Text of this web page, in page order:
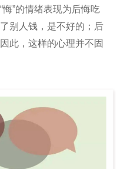
”的情绪表现为后悔吃
别人钱，是不好的；后
此，这样的心理并不固